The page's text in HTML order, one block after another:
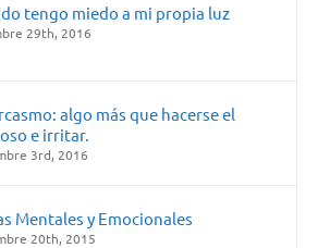
tengo miedo a mi propia luz
29th, 2016
algo más que hacerse el
e irritar.
3rd, 2016
Mentales y Emocionales
20th, 2015